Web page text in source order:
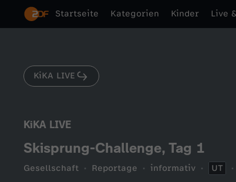
Startseite Kategorien Kinder Live
KiKA LIVE
KiKA LIVE
Skisprung-Challenge, Tag 1
Gesellschaft Reportage informativ UT